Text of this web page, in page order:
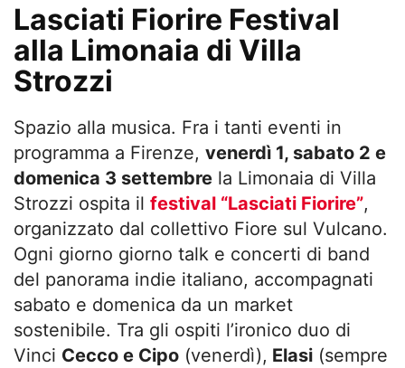
Lasciati Fiorire Festival
alla Limonaia di Villa
Strozzi
Spazio alla musica. Fra i tanti eventi in
programma a Firenze, venerdì 1, sabato 2 e
domenica 3 settembre la Limonaia di Villa
Strozzi ospita il festival “Lasciati Fiorire”,
organizzato dal collettivo Fiore sul Vulcano.
Ogni giorno giorno talk e concerti di band
del panorama indie italiano, accompagnati
sabato e domenica da un market
sostenibile. Tra gli ospiti l’ironico duo di
Vinci Cecco e Cipo (venerdì), Elasi (sempre